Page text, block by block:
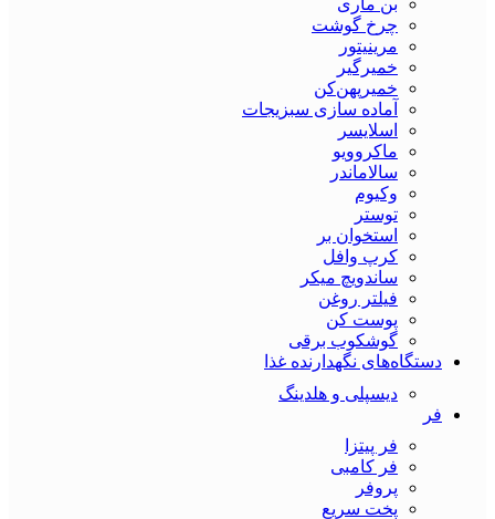
بن ماری
چرخ گوشت
مرینیتور
خمیرگیر
خمیر‌پهن‌کن
آماده سازی سبزیجات
اسلایسر
ماکروویو
سالاماندر
وکیوم
توستر
استخوان بر
کرپ وافل
ساندویچ میکر
فیلتر روغن
پوست کن
گوشکوب برقی
دستگاه‌های نگهدارنده غذا
دیسپلی و هلدینگ
فر
فر پیتزا
فر کامبی
پروفر
پخت سریع